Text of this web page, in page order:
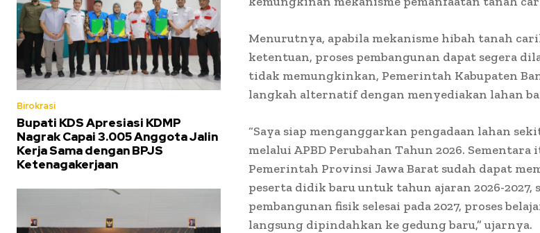
Birokrasi
Bupati KDS Apresiasi KDMP
Nagrak Capai 3.005 Anggota Jalin
Kerja Sama dengan BPJS
Ketenagakerjaan
Menurutnya, apabila mekanisme hibah tanah
ketentuan, proses pembangunan dapat segera
tidak memungkinkan, Pemerintah Kabupaten
langkah alternatif dengan menyediakan lahan
“Saya siap menganggarkan pengadaan lahan
melalui APBD Perubahan Tahun 2026.
Pemerintah Provinsi Jawa Barat sudah dapat
peserta didik baru untuk tahun ajaran 2026-2027,
pembangunan fisik selesai pada 2027, proses
langsung dipindahkan ke gedung baru,” ujarnya.